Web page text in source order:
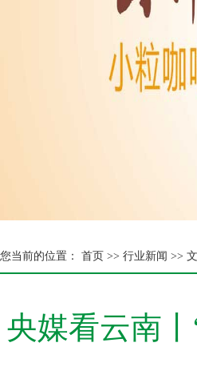
您当前的位置： 首页 >> 行业新闻 >>
央媒看云南